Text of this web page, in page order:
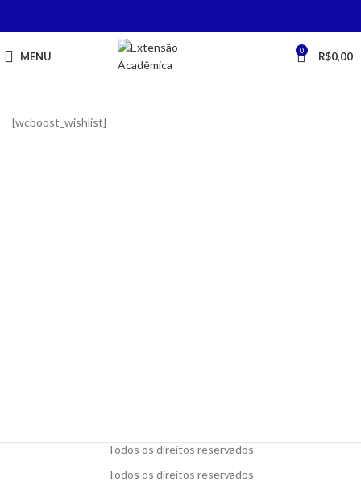
MENU 0 R$0,00
[wcboost_wishlist]
Todos os direitos reservados
Todos os direitos reservados